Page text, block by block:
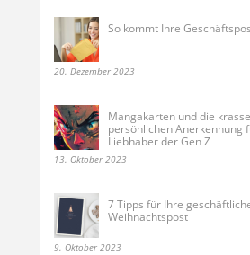
So kommt Ihre
20. Dezember 2023
Mangakarten und die
persönlichen Anerkennung
Liebhaber der Gen Z
13. Oktober 2023
7 Tipps für Ihre
Weihnachtspost
9. Oktober 2023